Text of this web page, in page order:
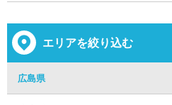
エリアを絞り込む
広島県